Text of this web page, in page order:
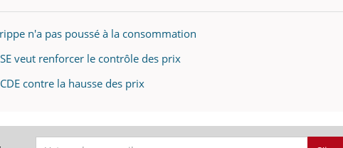
n'a pas poussé à la consommation
veut renforcer le contrôle des prix
contre la hausse des prix